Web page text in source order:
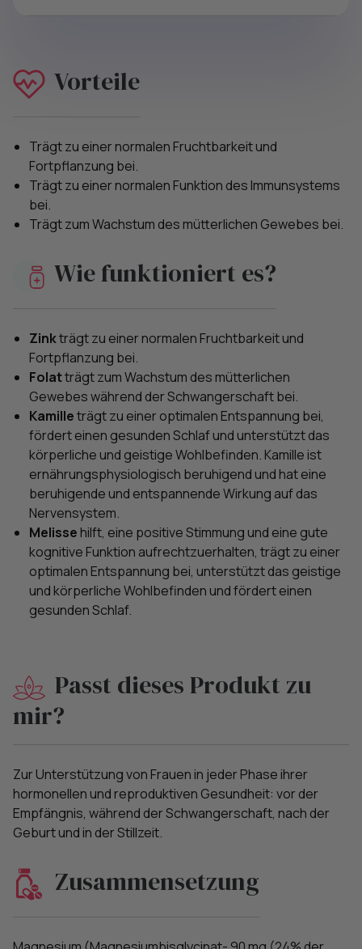
Vorteile
Trägt zu einer normalen Fruchtbarkeit und
Fortpflanzung bei.
Trägt zu einer normalen Funktion des Immunsystems
bei.
Trägt zum Wachstum des mütterlichen Gewebes bei.
Wie funktioniert es?
Zinkträgt zu einer normalen Fruchtbarkeit und
Fortpflanzung bei.
Folatträgt zum Wachstum des mütterlichen
Gewebes während der Schwangerschaft bei.
Kamilleträgt zu einer optimalen Entspannung bei,
fördert einen gesunden Schlaf und unterstützt das
körperliche und geistige Wohlbefinden. Kamille ist
ernährungsphysiologisch beruhigend und hat eine
beruhigende und entspannende Wirkung auf das
Nervensystem.
Melisse hilft, eine positive Stimmung und eine gute
kognitive Funktion aufrechtzuerhalten, trägt zu einer
optimalen Entspannung bei, unterstützt das geistige
und körperliche Wohlbefinden und fördert einen
gesunden Schlaf.
Passt dieses Produkt zu
mir?
Zur Unterstützung von Frauen in jeder Phase ihrer
hormonellen und reproduktiven Gesundheit: vor der
Empfängnis, während der Schwangerschaft, nach der
Geburt und in der Stillzeit.
Zusammensetzung